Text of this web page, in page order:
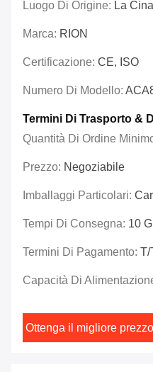
Luogo Di Origine: La Cina
Marca: RION
Certificazione: CE, ISO
Numero Di Modello:
Termini Di Trasporto &
Quantità Di Ordine
Prezzo: Negoziabile
Imballaggi Particolari:
Tempi Di Consegna: 10
Termini Di Pagamento: T/
Capacità Di
Ottenga il migliore prezzo